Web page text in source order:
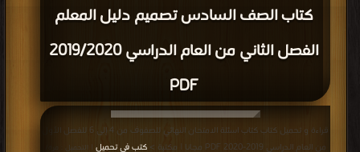
كتاب الصف السادس تصميم دليل المعلم
الفصل الثاني من العام الدراسي 2019/2020
PDF
قراءة و تحميل كتاب كتاب اسئلة الامتحان النهائي للصفوف من 4 إلى 6 للفصل الأول
من العام الدراسي 2019-2020 PDF مجانا | مكتبة >
كتب في تحميل
| التحميل : مرة/